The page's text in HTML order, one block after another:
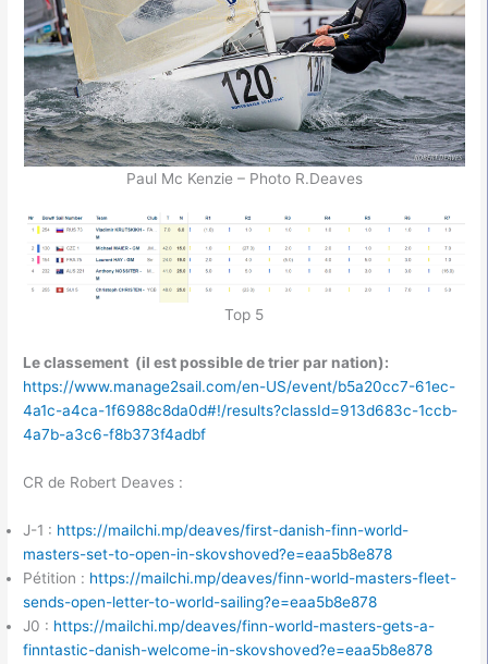
Paul Mc Kenzie – Photo R.Deaves
Top 5
Le classement (il est possible de trier par nation):
https://www.manage2sail.com/en-US/event/b5a20cc7-61ec-
4a1c-a4ca-1f6988c8da0d#!/results?classId=913d683c-1ccb-
4a7b-a3c6-f8b373f4adbf
CR de Robert Deaves :
J-1 : https://mailchi.mp/deaves/first-danish-finn-world-
masters-set-to-open-in-skovshoved?e=eaa5b8e878
Pétition : https://mailchi.mp/deaves/finn-world-masters-fleet-
sends-open-letter-to-world-sailing?e=eaa5b8e878
J0 : https://mailchi.mp/deaves/finn-world-masters-gets-a-
finntastic-danish-welcome-in-skovshoved?e=eaa5b8e878